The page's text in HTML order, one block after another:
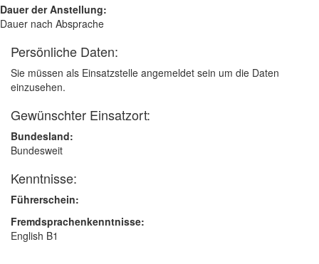
Dauer der Anstellung:
Dauer nach Absprache
Persönliche Daten:
Sie müssen als Einsatzstelle angemeldet sein um die Daten
einzusehen.
Gewünschter Einsatzort:
Bundesland:
Bundesweit
Kenntnisse:
Führerschein:
Fremdsprachenkenntnisse:
English B1